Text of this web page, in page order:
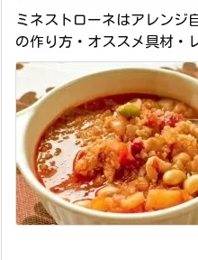
ミネストローネはアレンジ
の作り方・オススメ具材・